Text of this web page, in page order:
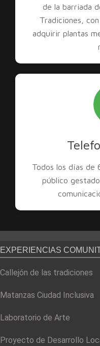
de la barriada
Tradiciones,
adquirir plantas
Todos los días de
público
EXPERIENCIAS
Callejón de las tradiciones
Matanzas Ciudad Inclusiva
Laboratorio de Arte
Proyecto de Desarrollo